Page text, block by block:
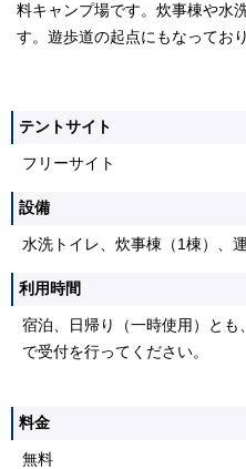
料キャンプ場です。炊事棟や水
す。遊歩道の起点にもなってお
テントサイト
フリーサイト
設備
水洗トイレ、炊事棟（1棟）、
利用時間
宿泊、日帰り（一時使用）と
で受付を行ってください。
料金
無料